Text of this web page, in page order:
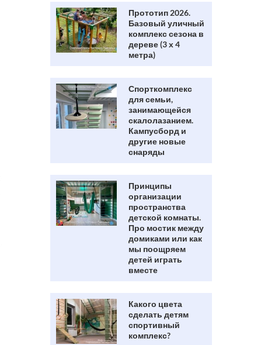
Прототип 2026.
Базовый уличный
комплекс сезона в
дереве (3 х 4
метра)
Спорткомплекс
для семьи,
занимающейся
скалолазанием.
Кампусборд и
другие новые
снаряды
Принципы
организации
пространства
детской комнаты.
Про мостик между
домиками или как
мы поощряем
детей играть
вместе
Какого цвета
сделать детям
спортивный
комплекс?